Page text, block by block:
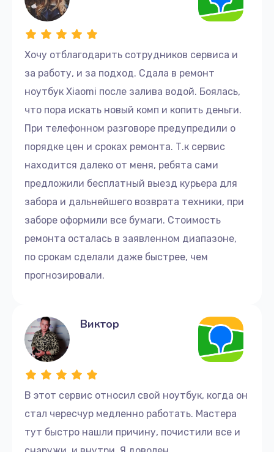
Хочу отблагодарить сотрудников сервиса и
за работу, и за подход. Сдала в ремонт
ноутбук Xiaomi после залива водой. Боялась,
что пора искать новый комп и копить деньги.
При телефонном разговоре предупредили о
порядке цен и сроках ремонта. Т.к сервис
находится далеко от меня, ребята сами
предложили бесплатный выезд курьера для
забора и дальнейшего возврата техники, при
заборе оформили все бумаги. Стоимость
ремонта осталась в заявленном диапазоне,
по срокам сделали даже быстрее, чем
прогнозировали.
В этот сервис относил свой ноутбук, когда он
стал чересчур медленно работать. Мастера
тут быстро нашли причину, почистили все и
Виктор